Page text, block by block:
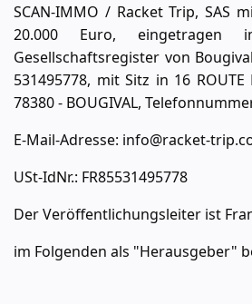
SCAN-IMMO / Racket Trip, SAS
20.000 Euro, eingetragen
Gesellschaftsregister von
531495778, mit Sitz in 16 ROUTE
78380 - BOUGIVAL,
E-Mail-Adresse: info@racket-
USt-IdNr.: FR85531495778
Der Veröffentlichungsleiter ist
im Folgenden als "Herausgeber"